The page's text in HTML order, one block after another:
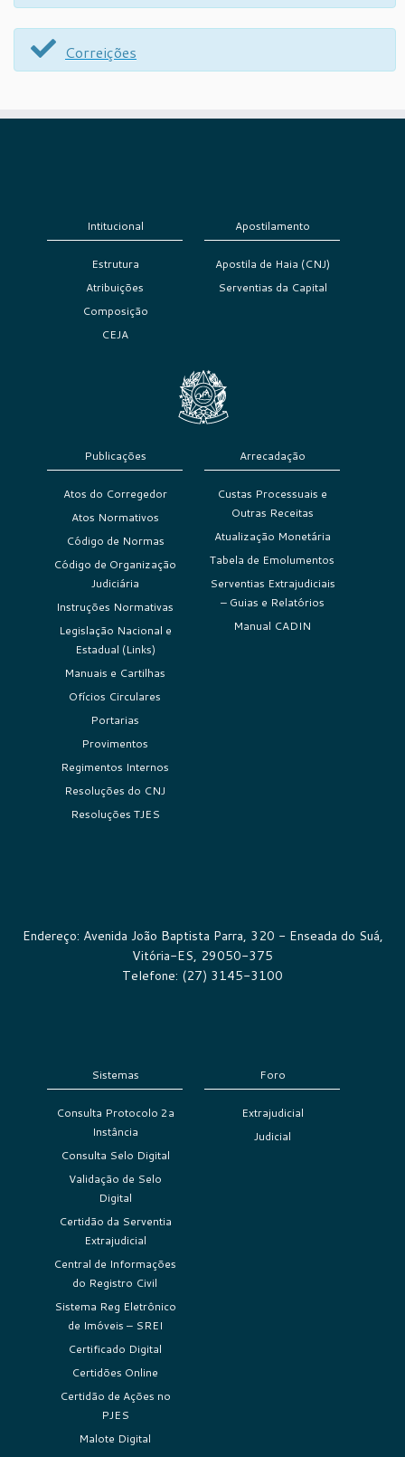
Correições
Intitucional
Estrutura
Atribuições
Composição
CEJA
Apostilamento
Apostila de Haia (CNJ)
Serventias da Capital
Publicações
Atos do Corregedor
Atos Normativos
Código de Normas
Código de Organização
Judiciária
Instruções Normativas
Legislação Nacional e
Estadual (Links)
Manuais e Cartilhas
Ofícios Circulares
Portarias
Provimentos
Regimentos Internos
Resoluções do CNJ
Resoluções TJES
Arrecadação
Custas Processuais e
Outras Receitas
Atualização Monetária
Tabela de Emolumentos
Serventias Extrajudiciais
– Guias e Relatórios
Manual CADIN
Endereço: Avenida João Baptista Parra, 320 - Enseada do Suá,
Vitória-ES, 29050-375
Telefone: (27) 3145-3100
Sistemas
Consulta Protocolo 2a
Instância
Consulta Selo Digital
Validação de Selo
Digital
Certidão da Serventia
Extrajudicial
Central de Informações
do Registro Civil
Sistema Reg Eletrônico
de Imóveis – SREI
Certificado Digital
Certidões Online
Certidão de Ações no
PJES
Malote Digital
Foro
Extrajudicial
Judicial